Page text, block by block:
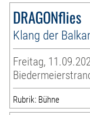
DRAGONflies
Klang der
Freitag,
Rubrik: Bühne